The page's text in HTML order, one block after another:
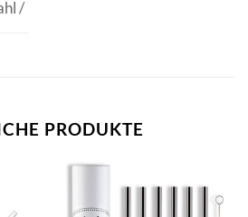
/
PRODUKTE